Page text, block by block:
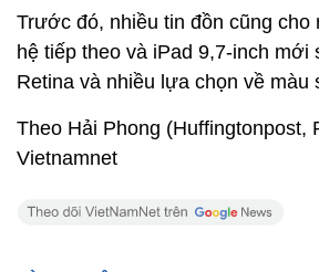
Trước đó, nhiều tin đồn cũng cho
hệ tiếp theo và iPad 9,7-inch mới
Retina và nhiều lựa chọn về màu
Theo Hải Phong (Huffingtonpost,
Vietnamnet